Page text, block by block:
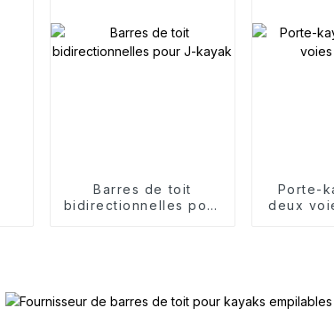
Barres de toit
bidirectionnelles pour
Porte-
deux